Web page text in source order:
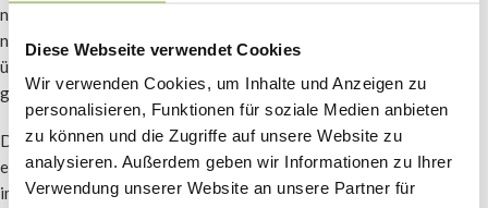
Diese Webseite verwendet Cookies
Wir verwenden Cookies, um Inhalte und Anzeigen zu
personalisieren, Funktionen für soziale Medien anbieten
zu können und die Zugriffe auf unsere Website zu
analysieren. Außerdem geben wir Informationen zu Ihrer
Verwendung unserer Website an unsere Partner für
nicht höher als 80 Zentimeter. Kurz gesagt, ideal für alle, die eine
niedrige Hecke pflegen möchten. Außerdem kann er das ganze Jahr
über (außer bei Frost und extremer Hitze/Sonneneinstrahlung)
geschnitten werden.
Die hellgrüne Farbe und die etwas längeren Blätter verleihen ihm
ein frisches und elegantes Aussehen. Sie können ihn beispielsweise
im Vorgarten pflanzen, aber auch im Hintergarten, um Spazierwege